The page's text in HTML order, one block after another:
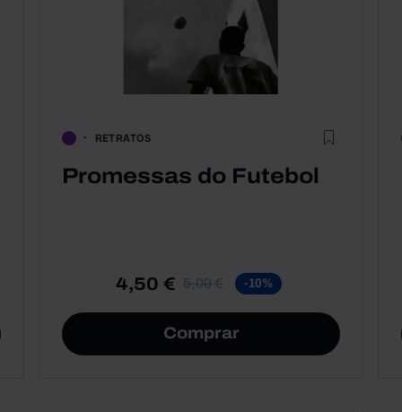
RETRATOS
Promessas do Futebol
4,50 € 5,00 € -10%
Comprar